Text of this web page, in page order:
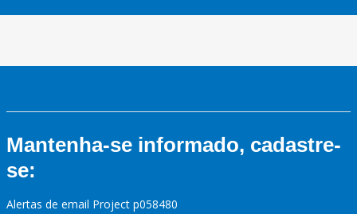
Mantenha-se informado, cadastre-
se:
Alertas de email Project p058480